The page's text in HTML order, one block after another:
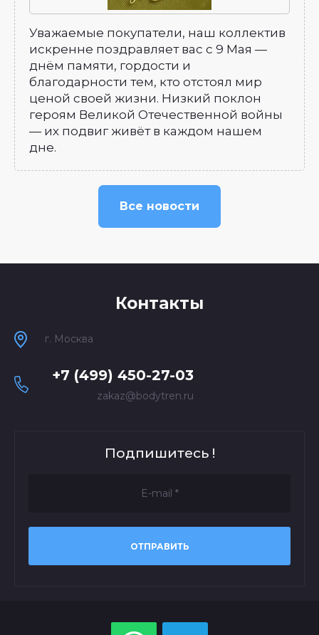
Уважаемые покупатели, наш коллектив
искренне поздравляет вас с 9 Мая —
днём памяти, гордости и
благодарности тем, кто отстоял мир
ценой своей жизни. Низкий поклон
героям Великой Отечественной войны
— их подвиг живёт в каждом нашем
дне.
Все новости
Контакты
+7 (499) 450-27-03
zakaz@bodytren.ru
г. Москва
Подпишитесь !
ОТПРАВИТЬ